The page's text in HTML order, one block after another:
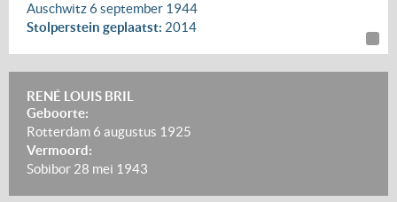
Auschwitz6 september 1944
Stolperstein geplaatst: 2014
RENÉ LOUIS BRIL
Geboorte:
Rotterdam 6 augustus 1925
Vermoord:
Sobibor 28 mei 1943